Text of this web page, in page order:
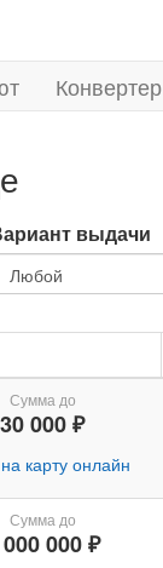
Конвертер
выдачи
Сумма до
30 000 ₽
карту онлайн
Сумма до
000 ₽